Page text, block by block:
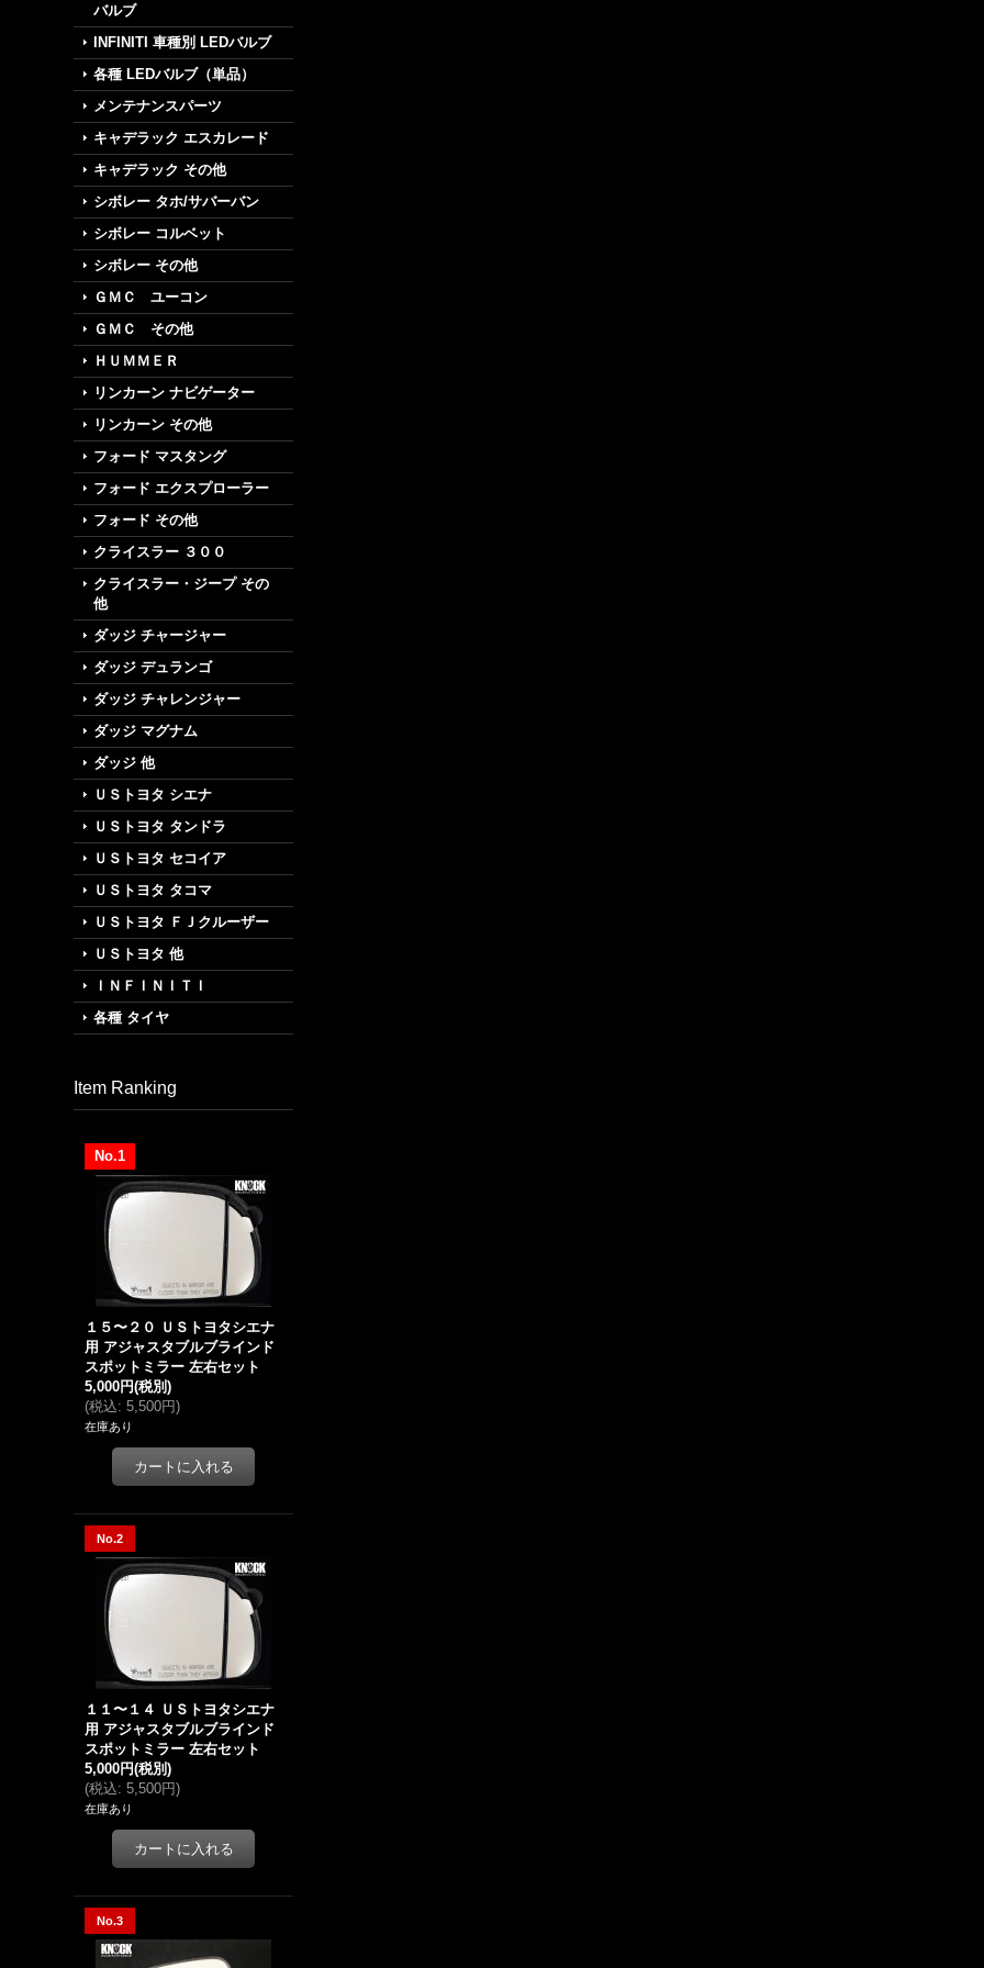
バルブ
INFINITI 車種別 LEDバルブ
各種 LEDバルブ（単品）
メンテナンスパーツ
キャデラック エスカレード
キャデラック その他
シボレー タホ/サバーバン
シボレー コルベット
シボレー その他
ＧＭＣ ユーコン
ＧＭＣ その他
ＨＵＭＭＥＲ
リンカーン ナビゲーター
リンカーン その他
フォード マスタング
フォード エクスプローラー
フォード その他
クライスラー ３００
クライスラー・ジープ その
他
ダッジ チャージャー
ダッジ デュランゴ
ダッジ チャレンジャー
ダッジ マグナム
ダッジ 他
ＵＳトヨタ シエナ
ＵＳトヨタ タンドラ
ＵＳトヨタ セコイア
ＵＳトヨタ タコマ
ＵＳトヨタ ＦＪクルーザー
ＵＳトヨタ 他
ＩＮＦＩＮＩＴＩ
各種 タイヤ
Item Ranking
No.1
１５〜２０ ＵＳトヨタシエナ
用 アジャスタブルブラインド
スポットミラー 左右セット
5,000円(税別)
(税込: 5,500円)
在庫あり
No.2
１１〜１４ ＵＳトヨタシエナ
用 アジャスタブルブラインド
スポットミラー 左右セット
5,000円(税別)
(税込: 5,500円)
在庫あり
No.3